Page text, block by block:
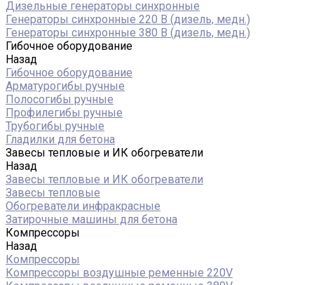
Дизельные генераторы синхронные
Генераторы синхронные 220 В (дизель, медн.)
Генераторы синхронные 380 В (дизель, медн.)
Гибочное оборудование
Назад
Гибочное оборудование
Арматурогибы ручные
Полосогибы ручные
Профилегибы ручные
Трубогибы ручные
Гладилки для бетона
Завесы тепловые и ИК обогреватели
Назад
Завесы тепловые и ИК обогреватели
Завесы тепловые
Обогреватели инфракрасные
Затирочные машины для бетона
Компрессоры
Назад
Компрессоры
Компрессоры воздушные ременные 220V